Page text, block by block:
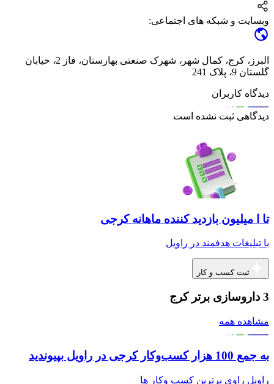
وبسایت و شبکه های اجتماعی:
البرز ، کرج، کمال شهر ، شهرک صنعتی بهارستان، فاز 2 ، خیابان
گلستان 9
، پلاک 241
دیدگاه کاربران
دیدگاهی ثبت نشده است
تا ا میلیون بازدید کننده ماهانه کرجی
با تبلیغات هدفمند در راویل
ثبت کسب و کار
3 داروسازی برتر کرج
مشاهده همه
به جمع 100 هزار کسب‌وکار کرجی در راویل بپیوندید
راویل راوی برترین کسب وکار ها